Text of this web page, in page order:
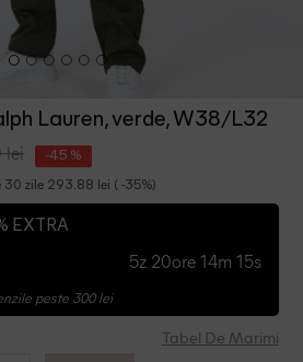
Lauren, verde, W38/L32
lei -45 %
zile 293.88 lei ( -35%)
EXTRA
5z 20ore 14m 15s
peste 300 lei
Tabel De Marimi